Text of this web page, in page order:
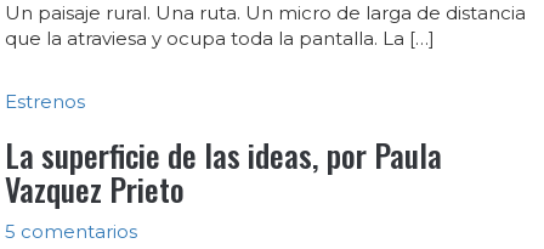
Un paisaje rural. Una ruta. Un micro de larga de distancia
que la atraviesa y ocupa toda la pantalla. La […]
Estrenos
La superficie de las ideas, por Paula
Vazquez Prieto
5 comentarios